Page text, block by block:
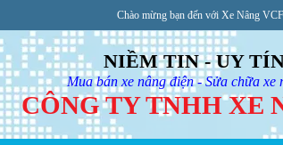
Chào mừng bạn đến với Xe Nâng VCF
NIỀM TIN - UY
Mua bán xe nâng điện - Sửa chữa xe
CÔNG TY TNHH XE